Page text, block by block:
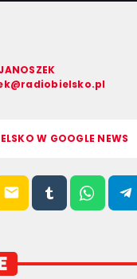
W GOOGLE NEWS
email